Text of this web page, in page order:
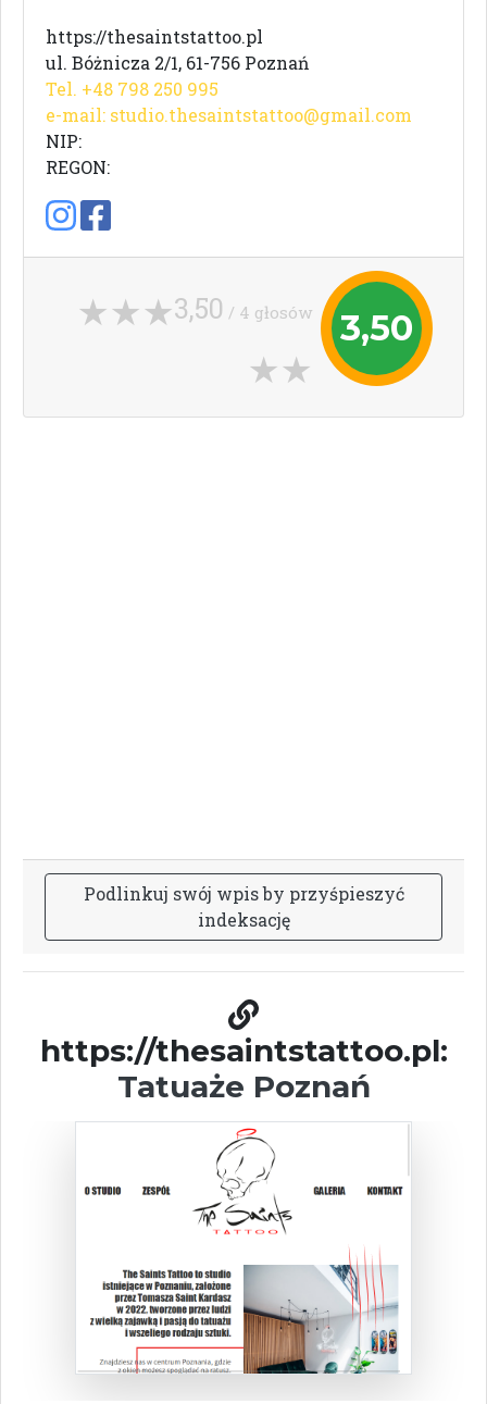
https://thesaintstattoo.pl
ul. Bóżnicza 2/1, 61-756 Poznań
Tel. +48 798 250 995
e-mail: studio.thesaintstattoo@gmail.com
NIP:
REGON:
3,50
3,50 / 4 głosów
Podlinkuj swój wpisby przyśpieszyć
indeksację
https://thesaintstattoo.pl:
Tatuaże Poznań